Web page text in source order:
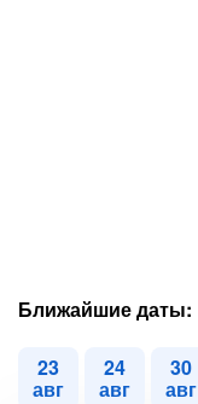
Ближайшие даты:
23
авг
24
авг
30
авг